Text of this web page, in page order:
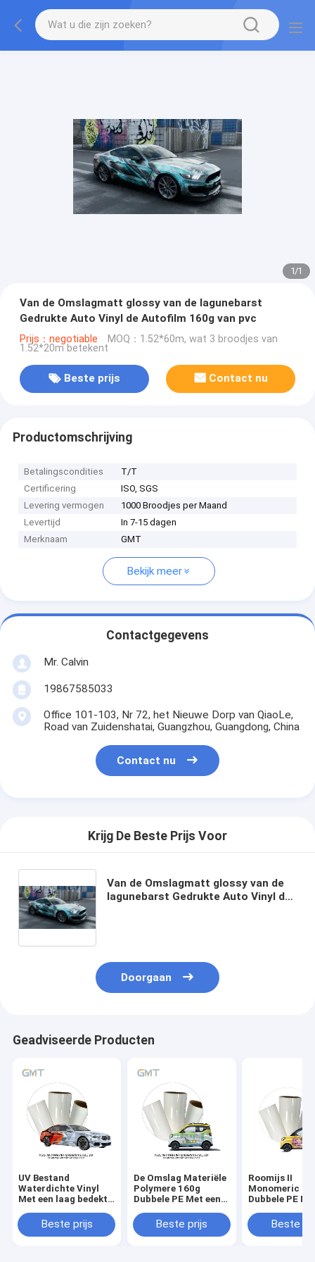
1/1
Van de Omslagmatt glossy van de lagunebarst
Gedrukte Auto Vinyl de Autofilm 160g van pvc
Prijs：negotiable MOQ：1.52*60m, wat 3 broodjes van
1.52*20m betekent
Beste prijs Contact nu
Productomschrijving
Betalingscondities
T/T
Certificering
ISO, SGS
Levering vermogen
1000 Broodjes per Maand
Levertijd
In 7-15 dagen
Merknaam
GMT
Bekijk meer
Contactgegevens
Mr. Calvin
19867585033
Office 101-103, Nr 72, het Nieuwe Dorp van QiaoLe,
Road van Zuidenshatai, Guangzhou, Guangdong, China
Contact nu
Krijg De Beste Prijs Voor
Van de Omslagmatt glossy van de
lagunebarst Gedrukte Auto Vinyl de
Doorgaan
Geadviseerde Producten
UV Bestand
Waterdichte Vinyl
Met een laag bedekt
Monomeric 160g
Dubbele PE van de
Beste prijs
De Omslag Materiële
Polymere 160g
Dubbele PE Met een
van de Wulings
Automobiel
Beste prijs
Roomijs II
Monomeric
Dubbele PE
GMT van de
drukken
Beste